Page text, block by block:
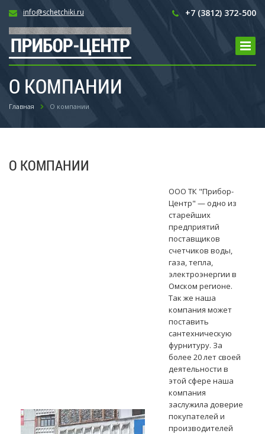
+7 (3812) 372-500
info@schetchiki.ru
О КОМПАНИИ
Главная О компании
О КОМПАНИИ
ООО ТК "Прибор-
Центр" — одно из
старейших
предприятий
поставщиков
счетчиков воды,
газа, тепла,
электроэнергии в
Омском регионе.
Так же наша
компания может
поставить
сантехническую
фурнитуру. За
более 20 лет своей
деятельности в
этой сфере наша
компания
заслужила доверие
покупателей и
производителей